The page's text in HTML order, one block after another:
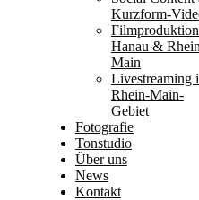
Kurzform-
Hanau &
Main
Livestreaming
Rhein-Main-
Gebiet
Fotografie
Tonstudio
Über uns
News
Kontakt